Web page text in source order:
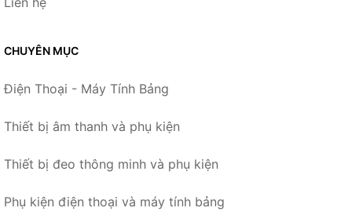
CHUYÊN MỤC
Điện Thoại - Máy Tính Bảng
Thiết bị âm thanh và phụ kiện
Thiết bị đeo thông minh và phụ kiện
Phụ kiện điện thoại và máy tính bảng